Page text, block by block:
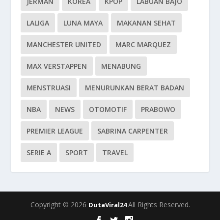
LALIGA LUNA MAYA MAKANAN SEHAT
MANCHESTER UNITED MARC MARQUEZ
MAX VERSTAPPEN MENABUNG
MENSTRUASI MENURUNKAN BERAT BADAN
NBA NEWS OTOMOTIF PRABOWO
PREMIER LEAGUE SABRINA CARPENTER
SERIE A SPORT TRAVEL
Copyright © 2026 DutaViral24All Rights Reserved.